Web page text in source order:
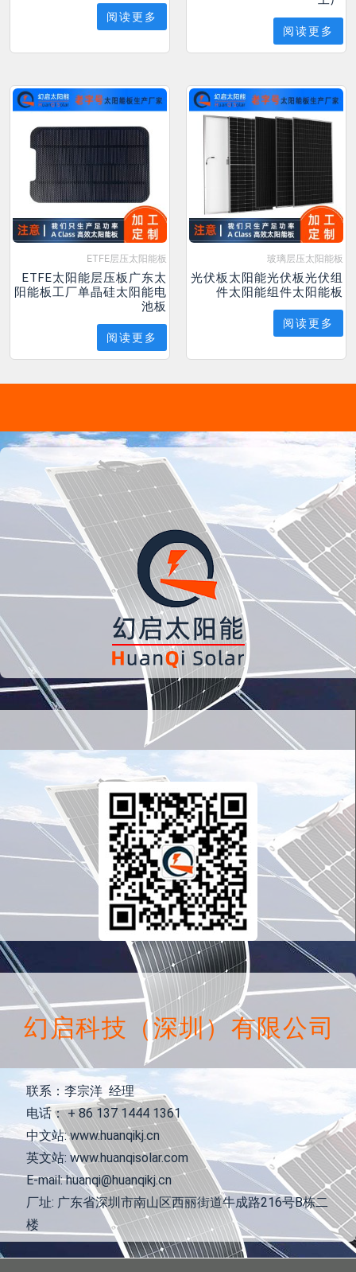
阅读更多
阅读更多
ETFE层压太阳能板
ETFE太阳能层压板广东太
阳能板工厂单晶硅太阳能电
池板
阅读更多
玻璃层压太阳能板
光伏板太阳能光伏板光伏组
件太阳能组件太阳能板
阅读更多
幻启科技（深圳）有限公司
联系：李宗洋 经理
电话： + 86 137 1444 1361
中文站: www.huanqikj.cn
英文站: www.huanqisolar.com
E-mail: huanqi@huanqikj.cn
厂址: 广东省深圳市南山区西丽街道牛成路216号B栋二
楼